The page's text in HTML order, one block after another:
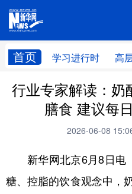
首页 学习进行时 高
网
学习进行时 高层
国际 财经
科技 科创
文化
行业专家解读：奶
膳食 建议每
2026-06-08
新华网北京6月8日电
糖、控脂的饮食观念中，